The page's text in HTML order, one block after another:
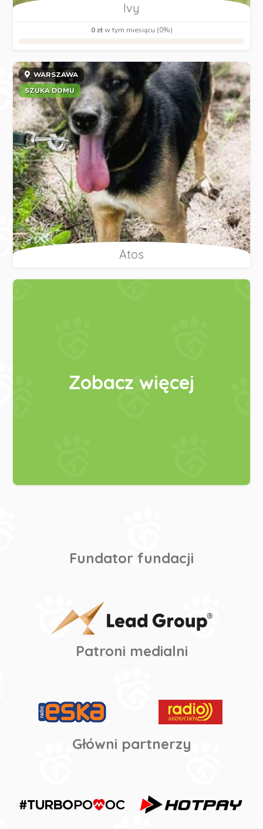
Ivy
0 złw tym miesiącu (0%)
WARSZAWA
SZUKA DOMU
Atos
Zobacz więcej
Fundator fundacji
Patroni medialni
Główni partnerzy